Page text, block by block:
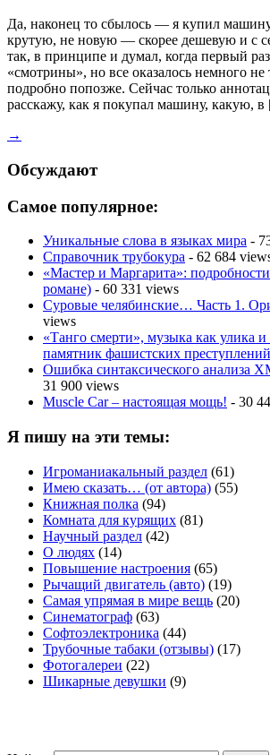
Да, наконец то сбылось — я купил
крутую, не новую — скорее дешевую и с
так, в принципе и думал, когда первый
«смотрины», но все оказалось немного
подробно попозже. Сейчас только
расскажу, как я покупал машину, какую,
→
Обсуждают
Самое популярное:
Уникальные слова в языках мира -
Справочник трубокура - 62 684
«Мастер и Маргарита»:
романе) - 60 331 views
Суровые челябинские… Часть 1.
views
«Танго смерти», музыка как улика
памятник фашистских преступлений
Ошибка синтаксического анализа
31 900 views
Muscle Car – настоящая мощь! - 30
Я пишу на эти темы:
Игроманиакальный раздел (61)
Имею сказать… (от автора) (55)
Книжная полка (94)
Комната для курящих (81)
Научный раздел (42)
О людях (14)
Повышение настроения (65)
Рычащий двигатель (авто) (19)
Самая упрямая в мире вещь (20)
Синематограф (63)
Софтоэлектроника (44)
Трубочные табаки (отзывы) (17)
Фотогалереи (22)
Шикарные девушки (9)